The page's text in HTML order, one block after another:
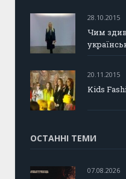
28.10.2015
Чим
20.11.2015
Kids
ОСТАННІ ТЕМИ
07.08.2026